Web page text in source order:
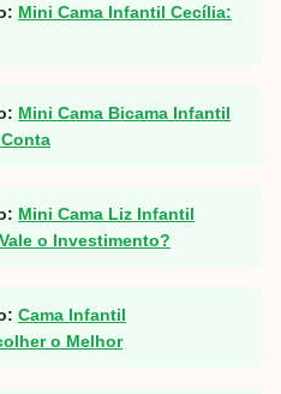
Mini Cama Infantil Cecília:
Mini Cama Bicama Infantil
Mini Cama Liz Infantil
o Investimento?
Cama Infantil
o Melhor